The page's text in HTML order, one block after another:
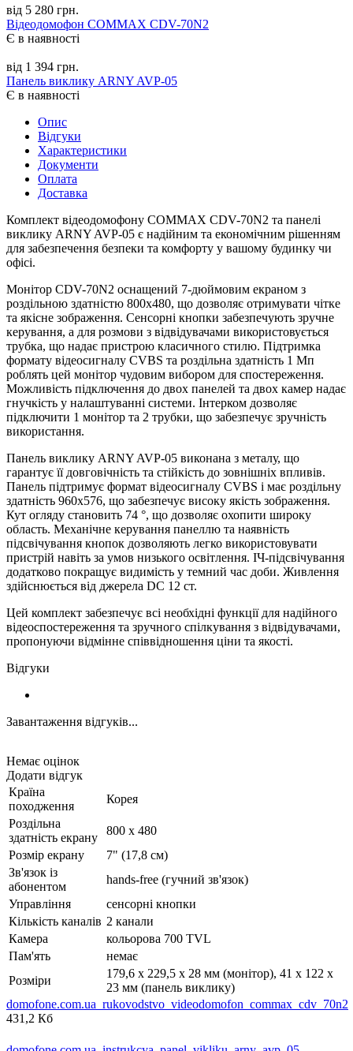
від 5 280 грн.
Відеодомофон COMMAX CDV-70N2
Є в наявності
від 1 394 грн.
Панель виклику ARNY AVP-05
Є в наявності
Опис
Відгуки
Характеристики
Документи
Оплата
Доставка
Комплект відеодомофону COMMAX CDV-70N2 та панелі
виклику ARNY AVP-05 є надійним та економічним рішенням
для забезпечення безпеки та комфорту у вашому будинку чи
офісі.
Монітор CDV-70N2 оснащений 7-дюймовим екраном з
роздільною здатністю 800x480, що дозволяє отримувати чітке
та якісне зображення. Сенсорні кнопки забезпечують зручне
керування, а для розмови з відвідувачами використовується
трубка, що надає пристрою класичного стилю. Підтримка
формату відеосигналу CVBS та роздільна здатність 1 Мп
роблять цей монітор чудовим вибором для спостереження.
Можливість підключення до двох панелей та двох камер надає
гнучкість у налаштуванні системи. Інтерком дозволяє
підключити 1 монітор та 2 трубки, що забезпечує зручність
використання.
Панель виклику ARNY AVP-05 виконана з металу, що
гарантує її довговічність та стійкість до зовнішніх впливів.
Панель підтримує формат відеосигналу CVBS і має роздільну
здатність 960x576, що забезпечує високу якість зображення.
Кут огляду становить 74 °, що дозволяє охопити широку
область. Механічне керування панеллю та наявність
підсвічування кнопок дозволяють легко використовувати
пристрій навіть за умов низького освітлення. ІЧ-підсвічування
додатково покращує видимість у темний час доби. Живлення
здійснюється від джерела DC 12 ст.
Цей комплект забезпечує всі необхідні функції для надійного
відеоспостереження та зручного спілкування з відвідувачами,
пропонуючи відмінне співвідношення ціни та якості.
Відгуки
Завантаження відгуків...
Немає оцінок
Додати відгук
Країна
походження
Корея
Роздільна
здатність екрану
800 х 480
Розмір екрану
7" (17,8 см)
Зв'язок із
абонентом
hands-free (гучний зв'язок)
Управління
сенсорні кнопки
Кількість каналів 2 канали
Камера
кольорова 700 TVL
Пам'ять
немає
Розміри
179,6 x 229,5 x 28 мм (монітор), 41 х 122 х
23 мм (панель виклику)
domofone.com.ua_rukovodstvo_videodomofon_commax_cdv_70n2
431,2 Кб